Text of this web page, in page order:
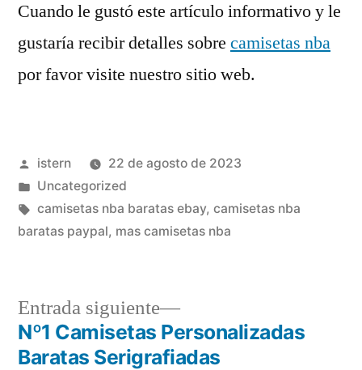
Cuando le gustó este artículo informativo y le
gustaría recibir detalles sobre camisetas nba
por favor visite nuestro sitio web.
Publicado
por
istern
22 de agosto de 2023
Publicado
en
Uncategorized
Etiquetas:
camisetas nba baratas ebay, camisetas nba
baratas paypal, mas camisetas nba
Navegación
Entrada siguiente
Entrada
siguiente:
Nº1 Camisetas Personalizadas
Baratas Serigrafiadas